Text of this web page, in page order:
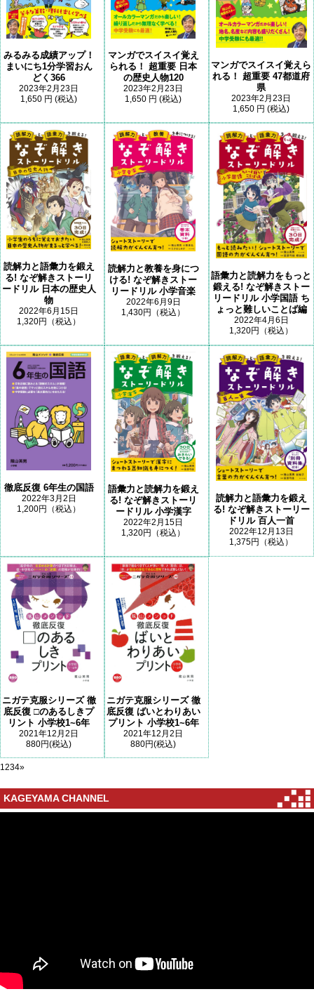
みるみる成績アップ！
まいにち1分学習おん
どく366
2023年2月23日
1,650 円 (税込)
マンガでスイスイ覚え
られる！ 超重要 日本
の歴史人物120
2023年2月23日
1,650 円 (税込)
マンガでスイスイ覚えら
れる！ 超重要 47都道府
県
2023年2月23日
1,650 円 (税込)
読解力と語彙力を鍛え
る! なぞ解きストーリ
ードリル 日本の歴史人
物
2022年6月15日
1,320円（税込）
読解力と教養を身につ
ける! なぞ解きストー
リードリル 小学音楽
2022年6月9日
1,430円（税込）
語彙力と読解力をもっと
鍛える! なぞ解きストー
リードリル 小学国語 ち
ょっと難しいことば編
2022年4月6日
1,320円（税込）
徹底反復 6年生の国語
2022年3月2日
1,200円（税込）
語彙力と読解力を鍛え
る! なぞ解きストーリ
ードリル 小学漢字
2022年2月15日
1,320円（税込）
読解力と語彙力を鍛え
る! なぞ解きストーリー
ドリル 百人一首
2022年12月13日
1,375円（税込）
ニガテ克服シリーズ 徹
底反復 □のあるしきプ
リント 小学校1~6年
2021年12月2日
880円(税込)
ニガテ克服シリーズ 徹
底反復 ばいとわりあい
プリント 小学校1~6年
2021年12月2日
880円(税込)
1234»
KAGEYAMA CHANNEL